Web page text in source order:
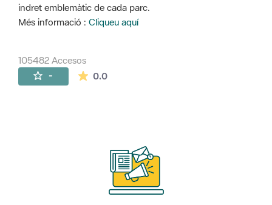
indret emblemàtic de cada parc.
Més informació : Cliqueu aquí
105482 Accesos
- 0.0La valoración media es de 0 estrellas de